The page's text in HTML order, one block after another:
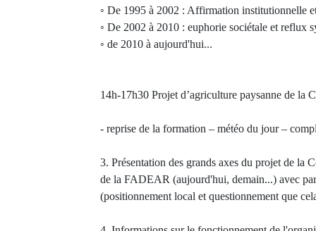
◦ De 1995 à 2002 : Affirmation institutionnelle
◦ De 2002 à 2010 : euphorie sociétale et reflux
◦ de 2010 à aujourd'hui...
14h-17h30 Projet d’agriculture paysanne de la
- reprise de la formation – météo du jour –
3. Présentation des grands axes du projet de la
de la FADEAR (aujourd'hui, demain...) avec
(positionnement local et questionnement que